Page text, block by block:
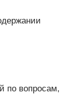
по вопросам,